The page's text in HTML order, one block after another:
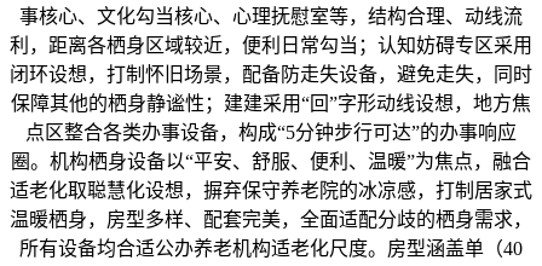
事核心、文化勾当核心、心理抚慰室等，结构合理、动线流
利，距离各栖身区域较近，便利日常勾当；认知妨碍专区采用
闭环设想，打制怀旧场景，配备防走失设备，避免走失，同时
保障其他的栖身静谧性；建建采用“回”字形动线设想，地方焦
点区整合各类办事设备，构成“5分钟步行可达”的办事响应
圈。机构栖身设备以“平安、舒服、便利、温暖”为焦点，融合
适老化取聪慧化设想，摒弃保守养老院的冰凉感，打制居家式
温暖栖身，房型多样、配套完美，全面适配分歧的栖身需求，
所有设备均合适公办养老机构适老化尺度。房型涵盖单（40